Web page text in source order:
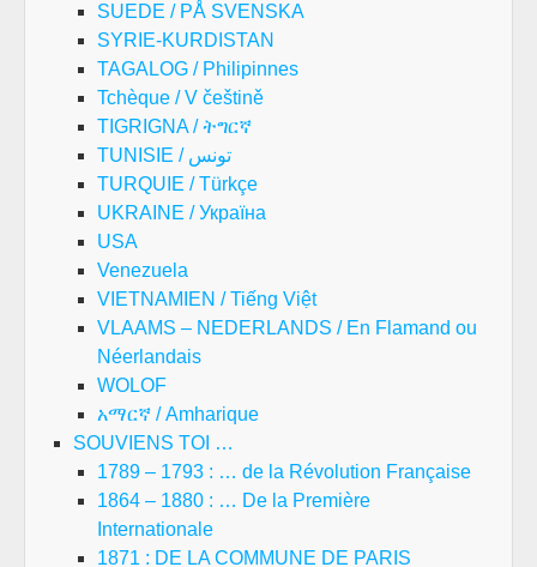
SUEDE / PÅ SVENSKA
SYRIE-KURDISTAN
TAGALOG / Philipinnes
Tchèque / V češtině
TIGRIGNA / ትግርኛ
TUNISIE / تونس
TURQUIE / Türkçe
UKRAINE / Україна
USA
Venezuela
VIETNAMIEN / Tiếng Việt
VLAAMS – NEDERLANDS / En Flamand ou
Néerlandais
WOLOF
አማርኛ / Amharique
SOUVIENS TOI …
1789 – 1793 : … de la Révolution Française
1864 – 1880 : … De la Première
Internationale
1871 : DE LA COMMUNE DE PARIS